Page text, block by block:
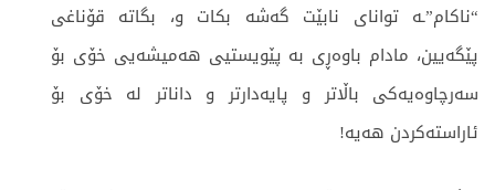
“ناکام”ـە توانای نابێت گەشە بکات و، بگاتە قۆناغی
پێگەیین، مادام باوەڕی بە پێویستیی هەمیشەیی خۆی بۆ
سەرچاوەیەکی باڵاتر و پایەدارتر و داناتر لە خۆی بۆ
ئاراستەکردن هەیە!